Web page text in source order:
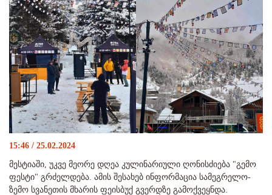
15:46 / 25.02.2024
მესტიაში, უკვე მეორე დღეა კულინარიული ღონისძიება "გემო
ფესტი" გრძელდება. ამის შესახებ ინფორმაცია სამეგრელო-
ზემო სვანეთის მხარის ფეისბუქ გვერდზე გამოქვეყნდა.